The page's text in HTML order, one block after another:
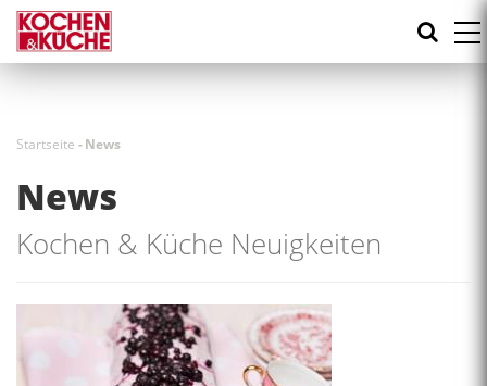
Direkt
zum
Inhalt
Startseite -News
News
Kochen & Küche Neuigkeiten